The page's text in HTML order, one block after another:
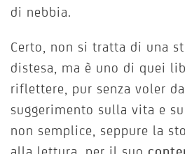
di nebbia.
Certo, non si tratta di una
distesa, ma è uno di quei
riflettere, pur senza voler
suggerimento sulla vita e
non semplice, seppure la